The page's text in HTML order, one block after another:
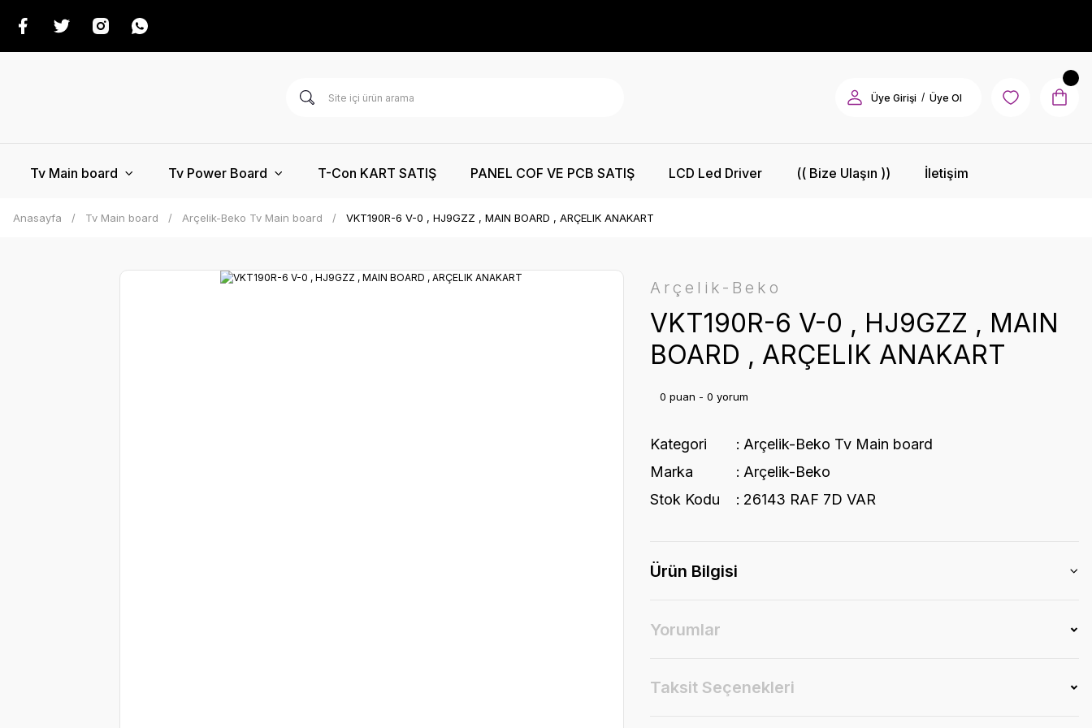
Üye Girişi / Üye Ol
Tv Main board Tv Power Board T-Con KART SATIŞ PANEL COF VE PCB SATIŞ LCD Led Driver (( Bize Ulaşın )) İletişim
Anasayfa Tv Main board Arçelik-Beko Tv Main board VKT190R-6 V-0 , HJ9GZZ , MAIN BOARD , ARÇELIK ANAKART
Arçelik-Beko
VKT190R-6 V-0 , HJ9GZZ , MAIN
BOARD , ARÇELIK ANAKART
0 puan - 0 yorum
Kategori
Arçelik-Beko Tv Main board
Marka
Arçelik-Beko
Stok Kodu
26143 RAF 7D VAR
Ürün Bilgisi
Yorumlar
Taksit Seçenekleri